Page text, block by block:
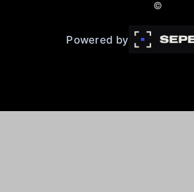
©
Powered by